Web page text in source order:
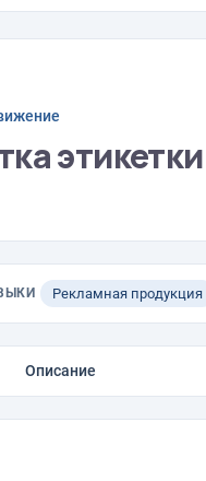
Рекламная продукция
Описание